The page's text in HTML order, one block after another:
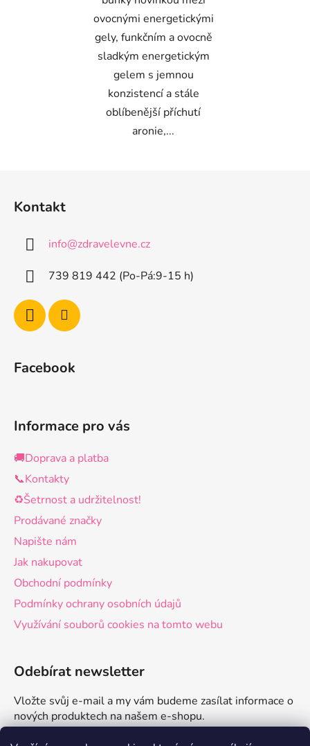
ovocnými energetickými
gely, funkčním a ovocně
sladkým energetickým
gelem s jemnou
konzistencí a stále
oblíbenější příchutí
aronie,...
Kontakt
info@zdravelevne.cz
739 819 442 (Po-Pá:9-15 h)
Facebook
Informace pro vás
🚚Doprava a platba
📞Kontakty
♻️Šetrnost a udržitelnost!
Prodávané značky
Napište nám
Jak nakupovat
Obchodní podmínky
Podmínky ochrany osobních údajů
Využívání souborů cookies na tomto webu
Odebírat newsletter
Vložte svůj e-mail a my vám budeme zasílat informace o
nových produktech na našem e-shopu.